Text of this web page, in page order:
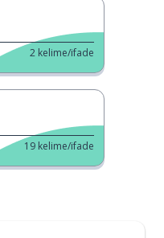
2 kelime/ifade
19 kelime/ifade